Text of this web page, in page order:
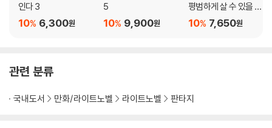
인다 3
6,300원
10%
5
9,900원
10%
평범하게 살 수 있을 줄
알았어? 57,650원
10%
관련 분류
국내도서 만화/라이트노벨 라이트노벨 판타지